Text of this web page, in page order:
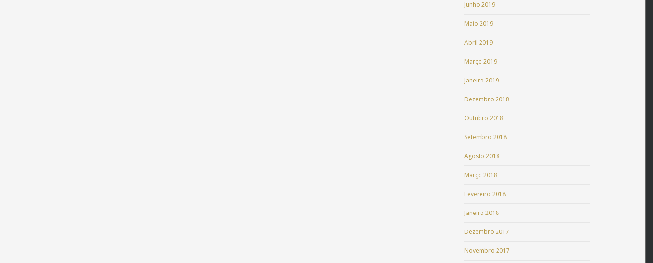
Junho 2019
Maio 2019
Abril 2019
Março 2019
Janeiro 2019
Dezembro 2018
Outubro 2018
Setembro 2018
Agosto 2018
Março 2018
Fevereiro 2018
Janeiro 2018
Dezembro 2017
Novembro 2017